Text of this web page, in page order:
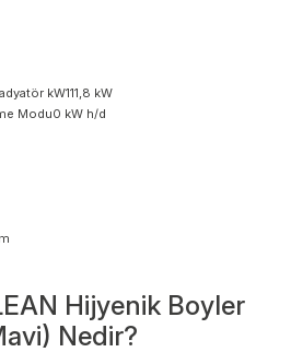
kW111,8 kW
Modu0 kW h/d
Hijyenik Boyler
Nedir?